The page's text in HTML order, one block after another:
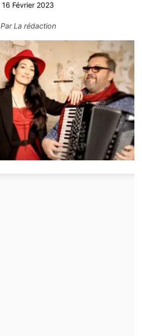
16 Février 2023
ParLa rédaction